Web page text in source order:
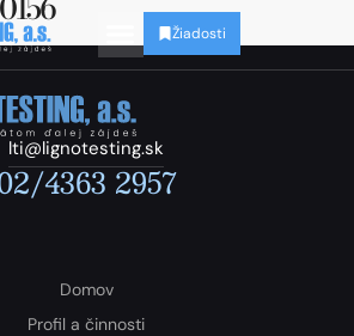
Žiadosti
lti@lignotesting.sk
4363 2957
Domov
Profil a činnosti